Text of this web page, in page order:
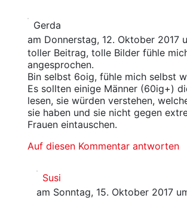
Gerda
am Donnerstag, 12. Oktober 2017
toller Beitrag, tolle Bilder fühle
angesprochen.
Bin selbst 6oig, fühle mich selbst
Es sollten einige Männer (60ig+)
lesen, sie würden verstehen,
sie haben und sie nicht gegen
Frauen eintauschen.
Auf diesen Kommentar antworten
Susi
am Sonntag, 15. Oktober 2017